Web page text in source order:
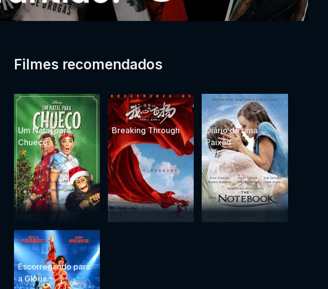
Filmes recomendados
Um Natal para
Chueco
Breaking Through
Diário de uma
Paixão
Escorregando para
a Glória